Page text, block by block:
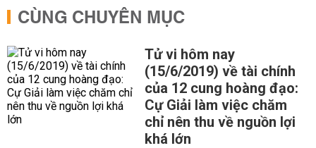
CÙNG CHUYÊN MỤC
Tử vi hôm nay
(15/6/2019) về tài chính
của 12 cung hoàng đạo:
Cự Giải làm việc chăm
chỉ nên thu về nguồn lợi
khá lớn